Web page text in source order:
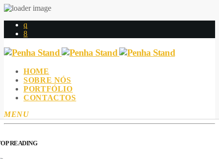
HOME
SOBRE NÓS
PORTFÓLIO
CONTACTOS
MENU
READING